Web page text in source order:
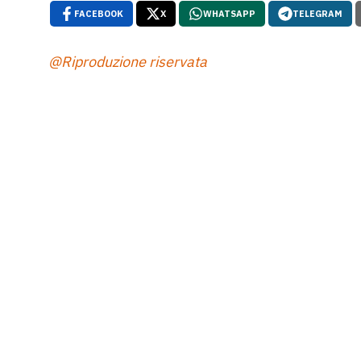
FACEBOOK X WHATSAPP TELEGRAM
@Riproduzione riservata